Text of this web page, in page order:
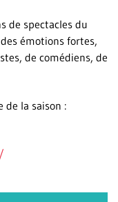
de spectacles du
émotions fortes,
de comédiens, de
de la saison :